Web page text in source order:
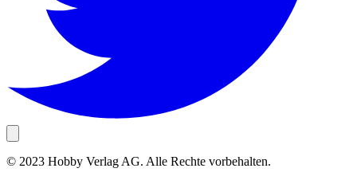
© 2023 Hobby Verlag AG. Alle Rechte vorbehalten.